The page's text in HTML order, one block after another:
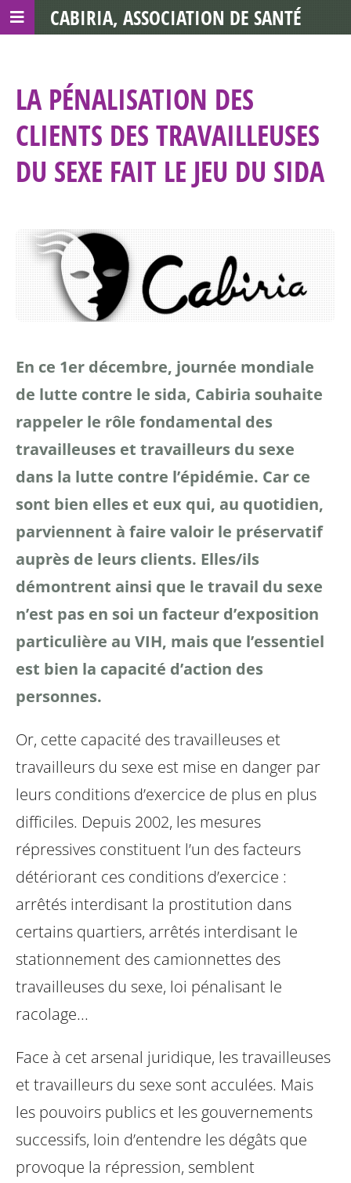
LA PÉNALISATION DES
CLIENTS DES TRAVAILLEUSES
DU SEXE FAIT LE JEU DU SIDA
En ce 1er décembre, journée mondiale
de lutte contre le sida, Cabiria souhaite
rappeler le rôle fondamental des
travailleuses et travailleurs du sexe
dans la lutte contre l’épidémie. Car ce
sont bien elles et eux qui, au quotidien,
parviennent à faire valoir le préservatif
auprès de leurs clients. Elles/ils
démontrent ainsi que le travail du sexe
n’est pas en soi un facteur d’exposition
particulière au VIH, mais que l’essentiel
est bien la capacité d’action des
personnes.
Or, cette capacité des travailleuses et
travailleurs du sexe est mise en danger par
leurs conditions d’exercice de plus en plus
difficiles. Depuis 2002, les mesures
répressives constituent l’un desfacteurs
détériorant ces conditions d’exercice :
arrêtés interdisant la prostitution dans
certains quartiers, arrêtés interdisant le
stationnement des camionnettes des
travailleuses du sexe, loi pénalisant le
racolage...
Face à cet arsenal juridique, les travailleuses
et travailleurs du sexe sont acculées. Mais
les pouvoirs publics et les gouvernements
successifs, loin d’entendre les dégâts que
provoque la répression, semblent
CABIRIA, ASSOCIATION DE SANTÉ